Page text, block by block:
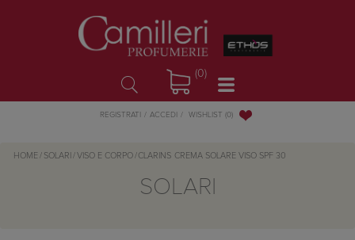
(0)
REGISTRATI ACCEDI WISHLIST (0)
HOME / SOLARI / VISO E CORPO / CLARINS CREMA SOLARE VISO SPF 30
SOLARI